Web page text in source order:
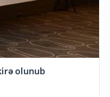
olunub